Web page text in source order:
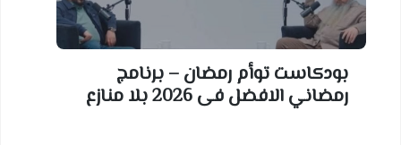
بودكاست توأم رمضان – برنامج
رمضاني الافضل فى 2026 بلا منازع